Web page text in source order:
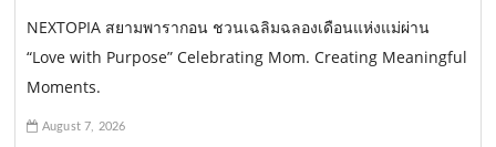
NEXTOPIA สยามพารากอน ชวนเฉลิมฉลองเดือนแห่งแม่ผ่าน
“Love with Purpose” Celebrating Mom. Creating Meaningful
Moments.
August 7, 2026